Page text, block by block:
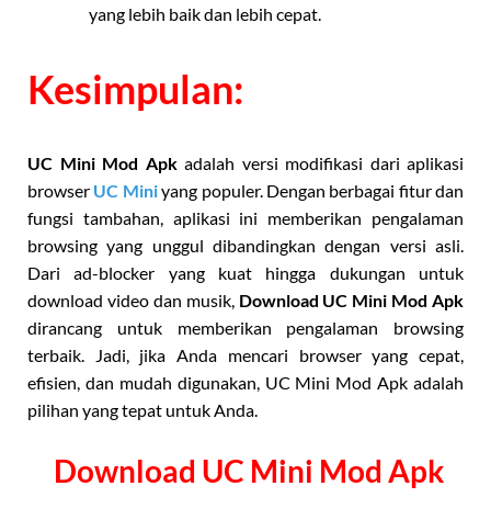
yang lebih baik dan lebih cepat.
Kesimpulan:
UC Mini Mod Apkadalah versi modifikasi dari aplikasi
browser UC Miniyang populer. Dengan berbagai fitur dan
fungsi tambahan, aplikasi ini memberikan pengalaman
browsing yang unggul dibandingkan dengan versi asli.
Dari ad-blocker yang kuat hingga dukungan untuk
download video dan musik, Download UC Mini Mod Apk
dirancang untuk memberikan pengalaman browsing
terbaik. Jadi, jika Anda mencari browser yang cepat,
efisien, dan mudah digunakan, UC Mini Mod Apk adalah
pilihan yang tepat untuk Anda.
Download UC Mini Mod Apk